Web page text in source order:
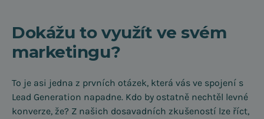
Dokážu to využít ve svém
marketingu?
To je asi jedna z prvních otázek, která vás ve spojení s
Lead Generation napadne. Kdo by ostatně nechtěl levné
konverze, že? Z našich dosavadních zkušeností lze říct,